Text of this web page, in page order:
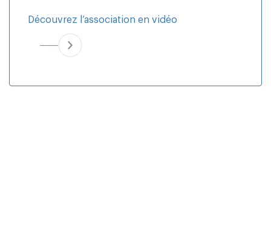
Découvrez l’association en vidéo